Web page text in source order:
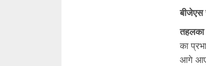
बीजेएस
तहलका
का
आगे आएं